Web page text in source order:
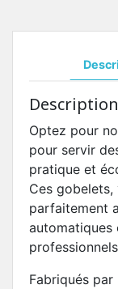
Optez pour
pour servir
pratique et
Ces
parfaitement
automatiques
Fabriqués